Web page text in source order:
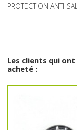
PROTECTION ANTI-
Les clients qui
acheté :